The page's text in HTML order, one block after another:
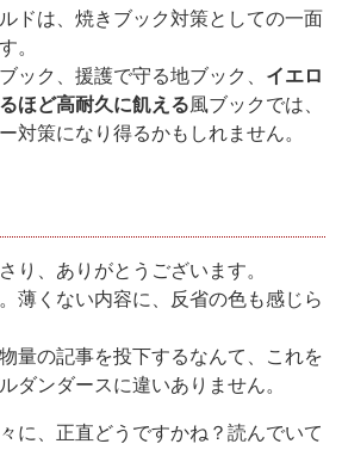
ドは、焼きブック対策としての一面
。
ック、援護で守る地ブック、 イエロ
ほど高耐久に飢える風ブックでは、
対策になり得るかもしれません。
り、ありがとうございます。
薄くない内容に、反省の色も感じら
量の記事を投下するなんて、これを
ダンダースに違いありません。
に、正直どうですかね？読んでいて